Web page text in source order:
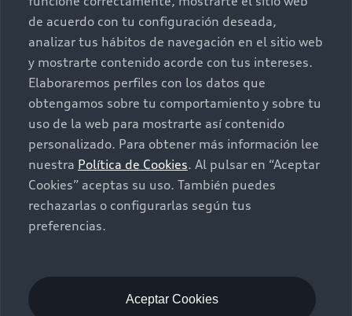
de acuerdo con tu configuración deseada,
analizar tus hábitos de navegación en el sitio web
y mostrarte contenido acorde con tus intereses.
Elaboraremos perfiles con los datos que
obtengamos sobre tu comportamiento y sobre tu
uso de la web para mostrarte así contenido
personalizado. Para obtener más información lee
nuestra Política de Cookies. Al pulsar en “Aceptar
Cookies” aceptas su uso. También puedes
rechazarlas o configurarlas según tus
preferencias.
Aceptar Cookies
Audi Aftersales
Autos Nuevos
Quiero un Audi nuevo
Seminuevos
Audi Certified :plus
Contacto
Contáctanos
Citas de servicio
Información de vehículo nuevo
Utilizamos cookies para mejorar nuestro sitio